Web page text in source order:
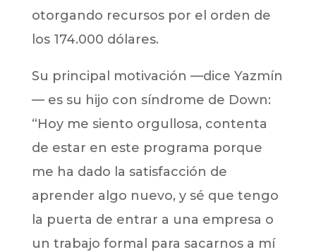
otorgando recursos por el orden de
los 174.000 dólares.
Su principal motivación —dice Yazmín
— es su hijo con síndrome de Down:
“Hoy me siento orgullosa, contenta
de estar en este programa porque
me ha dado la satisfacción de
aprender algo nuevo, y sé que tengo
la puerta de entrar a una empresa o
un trabajo formal para sacarnos a mí